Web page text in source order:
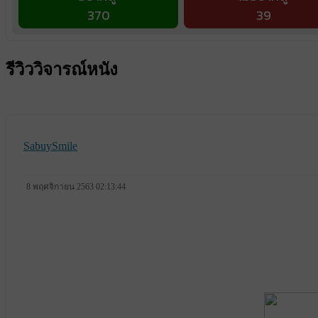
370
39
รีวิววิจารณ์หนัง
SabuySmile
8 พฤศจิกายน 2563 02:13:44